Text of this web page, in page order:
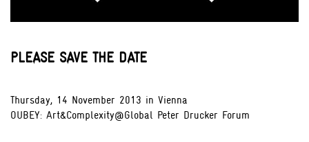
PLEASE SAVE THE DATE
Thursday, 14 November 2013 in Vienna
OUBEY: Art&Complexity@Global Peter Drucker Forum